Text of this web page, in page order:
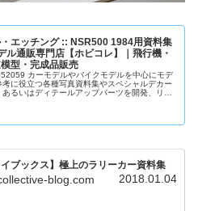
エッチング :: NSR500 1984用資料集
ル通販専門店【ホビコレ】｜飛行機・
型・完成品販売
カーモデルやバイクモデルを中心にモデ
考に役立つ各種写真資料集やスペシャルデカー
あるいはディテールアップパーツを開発、リリ
イブックス】極上のラリーカー資料集
blog.com 2018.01.04